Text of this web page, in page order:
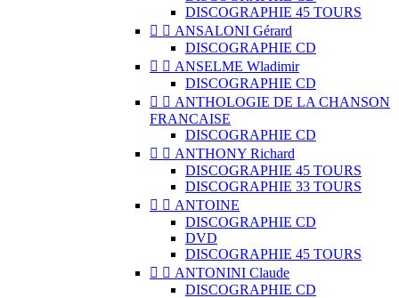
DISCOGRAPHIE 45 TOURS
  ANSALONI Gérard
DISCOGRAPHIE CD
  ANSELME Wladimir
DISCOGRAPHIE CD
  ANTHOLOGIE DE LA CHANSON
FRANCAISE
DISCOGRAPHIE CD
  ANTHONY Richard
DISCOGRAPHIE 45 TOURS
DISCOGRAPHIE 33 TOURS
  ANTOINE
DISCOGRAPHIE CD
DVD
DISCOGRAPHIE 45 TOURS
  ANTONINI Claude
DISCOGRAPHIE CD